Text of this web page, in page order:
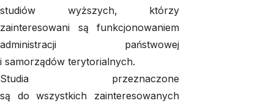
studiów wyższych, którzy
zainteresowani są funkcjonowaniem
administracji państwowej
i samorządów terytorialnych.
Studia przeznaczone
są do wszystkich zainteresowanych